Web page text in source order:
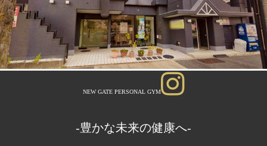
NEW GATE PERSONAL GYM
-豊かな未来の健康へ-